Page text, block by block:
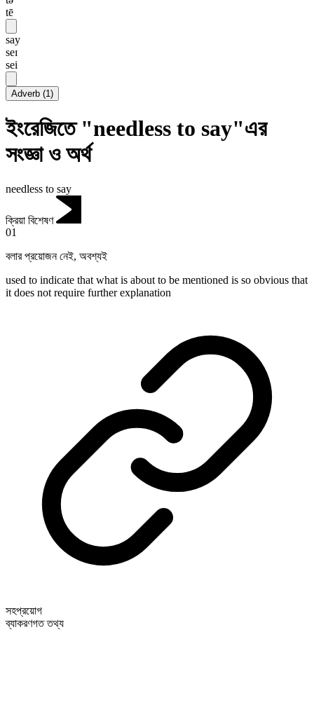
tē
say
seɪ
sei
Adverb (1)
ইংরেজিতে "needless to say"এর
সংজ্ঞা ও অর্থ
needless to say
ক্রিয়া বিশেষণ
01
বলার প্রয়োজন নেই, অবশ্যই
used to indicate that what is about to be mentioned is so obvious that
it does not require further explanation
সহপ্রয়োগ
ব্যাকরণগত তথ্য